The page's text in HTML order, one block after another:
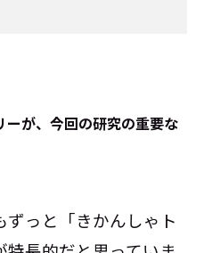
が、今回の研究の重要な
ずっと「きかんしゃト